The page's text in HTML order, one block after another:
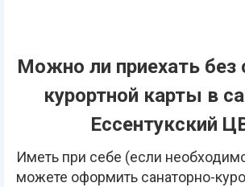
Можно ли приехать без
курортной карты в
Ессентукский
Иметь при себе (если
можете оформить санаторно-